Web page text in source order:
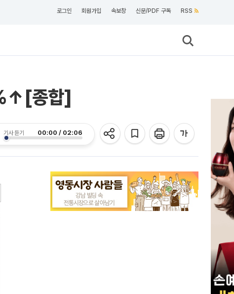
로그인 회원가입 속보창 신문/PDF 구독 RSS
종합]
기사 듣기 00:00 / 02:06